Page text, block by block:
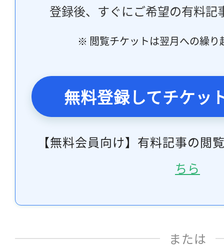
登録後、すぐにご希望の有料記
※ 閲覧チケットは翌月への繰り
無料登録してチケッ
【無料会員向け】有料記事の閲
ちら
または